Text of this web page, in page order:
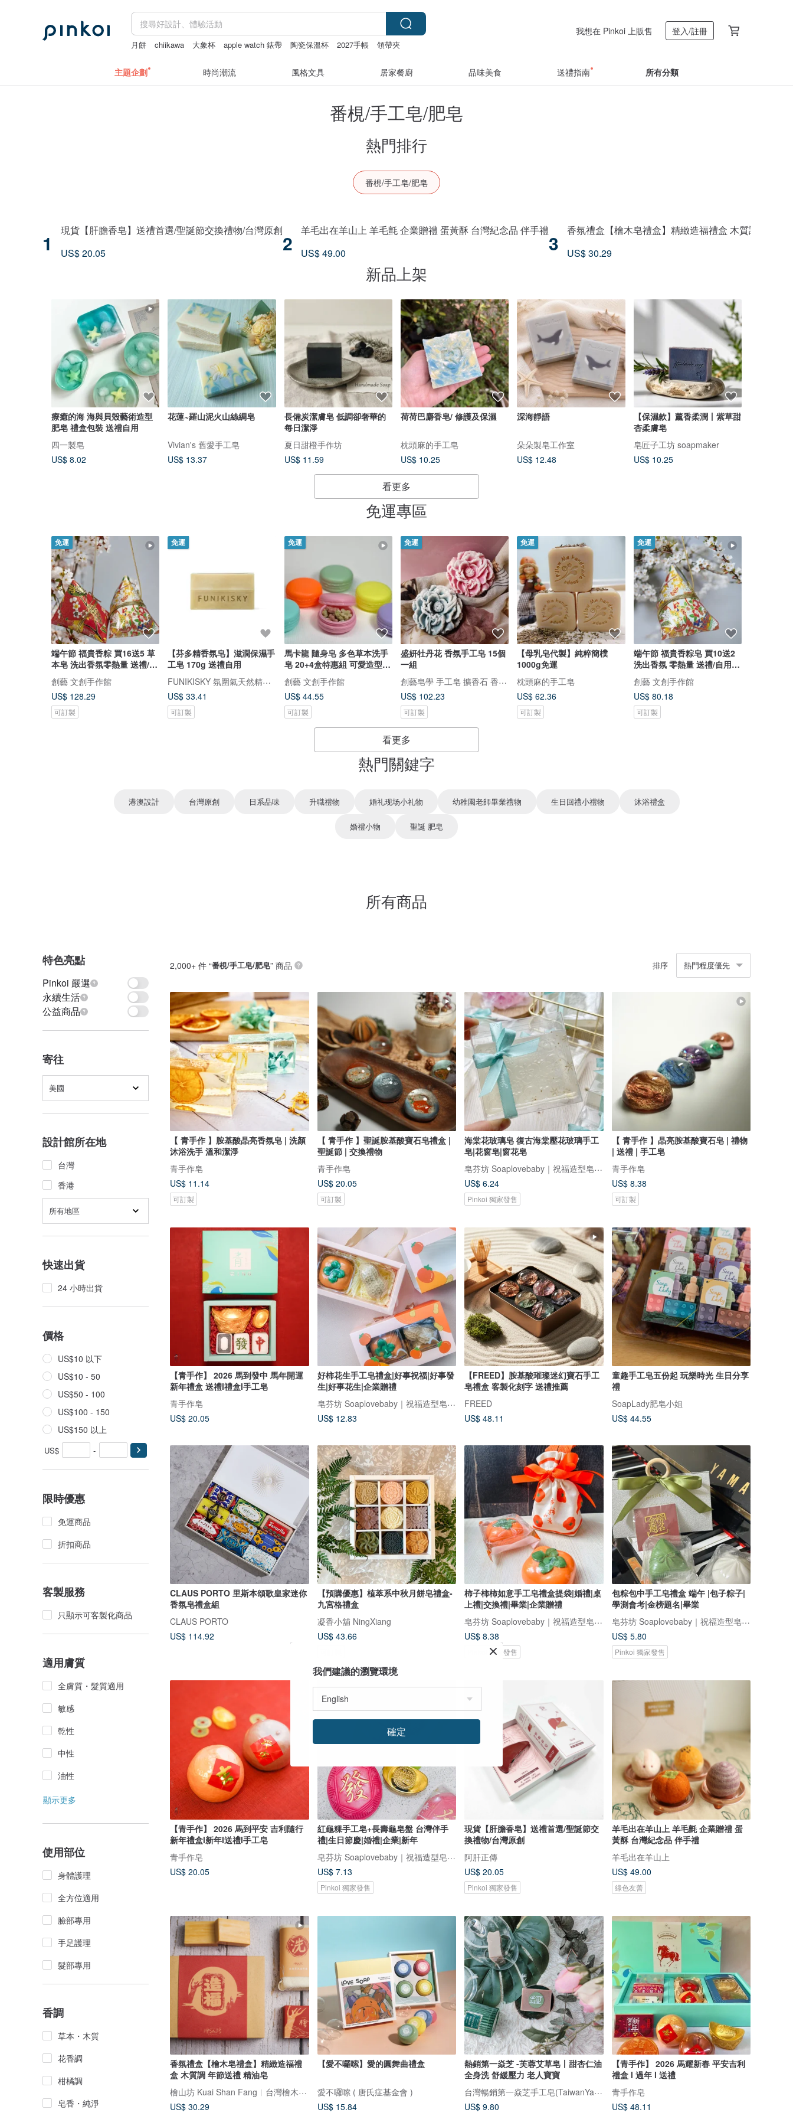
月餅 chiikawa 大象杯 apple watch 錶帶 陶瓷保溫杯 2027手帳
領帶夾
我想在 Pinkoi 上販售 登入/註冊
主題企劃 時尚潮流 風格文具 居家餐廚 品味美食 送禮指南 所有分類
番梘/手工皂/肥皂
熱門排行
番梘/手工皂/肥皂
1
現貨【肝膽香皂】送禮首選/聖誕節交換禮物/台灣原創
US$ 20.05
2
羊毛出在羊山上 羊毛氈 企業贈禮 蛋黃酥 台灣紀念品 伴手禮
US$ 49.00
3
香氛禮盒【檜木皂禮盒】精緻造福禮盒 木質調 年節送
US$ 30.29
新品上架
療癒的海 海與貝殼藝術造型
肥皂 禮盒包裝 送禮自用
四一製皂
US$ 8.02
花蓮~羅山泥火山絲綢皂
Vivian's 舊愛手工皂
US$ 13.37
長備炭潔膚皂 低調卻奢華的
每日潔淨
夏日甜橙手作坊
US$ 11.59
荷荷巴麝香皂/ 修護及保濕
枕頭麻的手工皂
US$ 10.25
深海靜語
朵朵製皂工作室
US$ 12.48
【保濕款】薰香柔潤丨紫草甜
杏柔膚皂
皂匠子工坊 soapmaker
US$ 10.25
看更多
免運專區
免運
端午節 福貴香粽 買16送5 草
本皂 洗出香氛零熱量 送禮/自
用 首選
創藝 文創手作館
US$ 128.29
可訂製
免運
【芬多精香氛皂】滋潤保濕手
工皂 170g 送禮自用
FUNIKISKY 氛圍氣天然精油品牌
US$ 33.41
可訂製
免運
馬卡龍 隨身皂 多色草本洗手
皂 20+4盒特惠組 可愛造型
方便攜帶
創藝 文創手作館
US$ 44.55
可訂製
免運
盛妍牡丹花 香氛手工皂 15個
一組
創藝皂學 手工皂 擴香石 香氛 台灣原創 在地製造
US$ 102.23
可訂製
免運
【母乳皂代製】純粹簡樸
1000g免運
枕頭麻的手工皂
US$ 62.36
可訂製
免運
端午節 福貴香粽皂 買10送2
洗出香氛 零熱量 送禮/自用
首選
創藝 文創手作館
US$ 80.18
可訂製
看更多
熱門關鍵字
港澳設計 台灣原創 日系品味 升職禮物 婚礼现场小礼物 幼稚園老師畢業禮物 生日回禮小禮物 沐浴禮盒
婚禮小物 聖誕 肥皂
所有商品
特色亮點
Pinkoi 嚴選
永續生活
公益商品
寄往
美國
設計館所在地
台灣
香港
所有地區
快速出貨
24 小時出貨
價格
US$10 以下
US$10 - 50
US$50 - 100
US$100 - 150
US$150 以上
US$ -
限時優惠
免運商品
折扣商品
客製服務
只顯示可客製化商品
適用膚質
全膚質・髮質適用
敏感
乾性
中性
油性
顯示更多
使用部位
身體護理
全方位適用
臉部專用
手足護理
髮部專用
香調
草本・木質
花香調
柑橘調
皂香・純淨
2,000+ 件 “番梘/手工皂/肥皂” 商品 排序 熱門程度優先
【 青手作 】胺基酸晶亮香氛皂 | 洗顏
沐浴洗手 溫和潔淨
青手作皂
US$ 11.14
可訂製
【 青手作 】聖誕胺基酸寶石皂禮盒 |
聖誕節 | 交換禮物
青手作皂
US$ 20.05
可訂製
海棠花玻璃皂 復古海棠壓花玻璃手工
皂|花窗皂|窗花皂
皂芬坊 Soaplovebaby｜祝福造型皂設計館
US$ 6.24
Pinkoi 獨家發售
【 青手作 】晶亮胺基酸寶石皂 | 禮物
| 送禮 | 手工皂
青手作皂
US$ 8.38
可訂製
【青手作】 2026 馬到發中 馬年開運
新年禮盒 送禮l禮盒l手工皂
青手作皂
US$ 20.05
好柿花生手工皂禮盒|好事祝福|好事發
生|好事花生|企業贈禮
皂芬坊 Soaplovebaby｜祝福造型皂設計館
US$ 12.83
【FREED】胺基酸璀璨迷幻寶石手工
皂禮盒 客製化刻字 送禮推薦
FREED
US$ 48.11
童趣手工皂五份起 玩樂時光 生日分享
禮
SoapLady肥皂小姐
US$ 44.55
CLAUS PORTO 里斯本頌歌皇家迷你
香氛皂禮盒組
CLAUS PORTO
US$ 114.92
【預購優惠】植萃系中秋月餅皂禮盒-
九宮格禮盒
凝香小舖 NingXiang
US$ 43.66
柿子柿柿如意手工皂禮盒提袋|婚禮|桌
上禮|交換禮|畢業|企業贈禮
皂芬坊 Soaplovebaby｜祝福造型皂設計館
US$ 8.38
Pinkoi 獨家發售
包粽包中手工皂禮盒 端午 |包子粽子|
學測會考|金榜題名|畢業
皂芬坊 Soaplovebaby｜祝福造型皂設計館
US$ 5.80
Pinkoi 獨家發售
【青手作】 2026 馬到平安 吉利隨行
新年禮盒l新年l送禮l手工皂
青手作皂
US$ 20.05
紅龜粿手工皂+長壽龜皂盤 台灣伴手
禮|生日節慶|婚禮|企業|新年
皂芬坊 Soaplovebaby｜祝福造型皂設計館
US$ 7.13
Pinkoi 獨家發售
現貨【肝膽香皂】送禮首選/聖誕節交
換禮物/台灣原創
阿肝正傳
US$ 20.05
Pinkoi 獨家發售
羊毛出在羊山上 羊毛氈 企業贈禮 蛋
黃酥 台灣紀念品 伴手禮
羊毛出在羊山上
US$ 49.00
綠色友善
香氛禮盒【檜木皂禮盒】精緻造福禮
盒 木質調 年節送禮 精油皂
檜山坊 Kuai Shan Fang︱台灣檜木香氛領導品牌，療癒森林
US$ 30.29
【愛不囉嗦】愛的圓舞曲禮盒
愛不囉嗦 ( 唐氏症基金會 )
US$ 15.84
熱銷第一焱芝 -芙蓉艾草皂丨甜杏仁油
全身洗 舒緩壓力 老人寶寶
台灣暢銷第一焱芝手工皂(TaiwanYanzSoap)
US$ 9.80
【青手作】 2026 馬耀新春 平安吉利
禮盒 l 過年 l 送禮
青手作皂
US$ 48.11
我們建議的瀏覽環境
確定